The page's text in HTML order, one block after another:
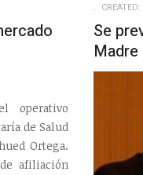
operativo
de Salud
Ortega.
afiliación
Se
Madre